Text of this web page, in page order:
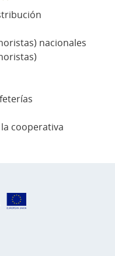
nacionales
cooperativa